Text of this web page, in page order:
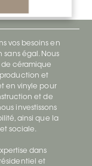
vos besoins en
sans égal. Nous
céramique
et
en vinyle pour
et de
investissons
ainsi que la
sociale.
dans
et